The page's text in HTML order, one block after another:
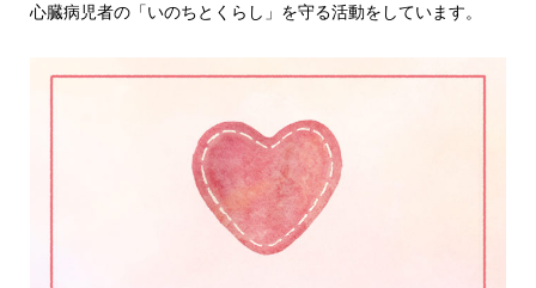
心臓病児者の「いのちとくらし」を守る活動をしています。